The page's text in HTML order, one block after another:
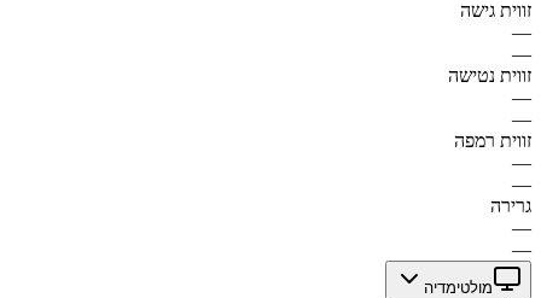
זווית גישה
—
—
זווית נטישה
—
—
זווית רמפה
—
—
גרירה
—
—
מולטימדיה